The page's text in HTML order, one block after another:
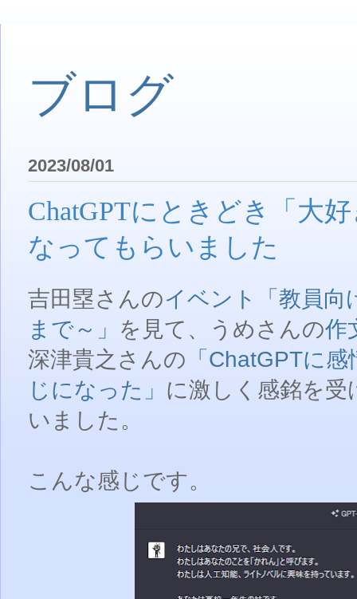
ブログ
2023/08/01
ChatGPTにときどき「大
なってもらいました
吉田塁さんのイベント「教員向
まで～」 を見て、うめさんの作
深津貴之さんの 「ChatGPTに
じになった」 に激しく感銘を
いました。
こんな感じです。